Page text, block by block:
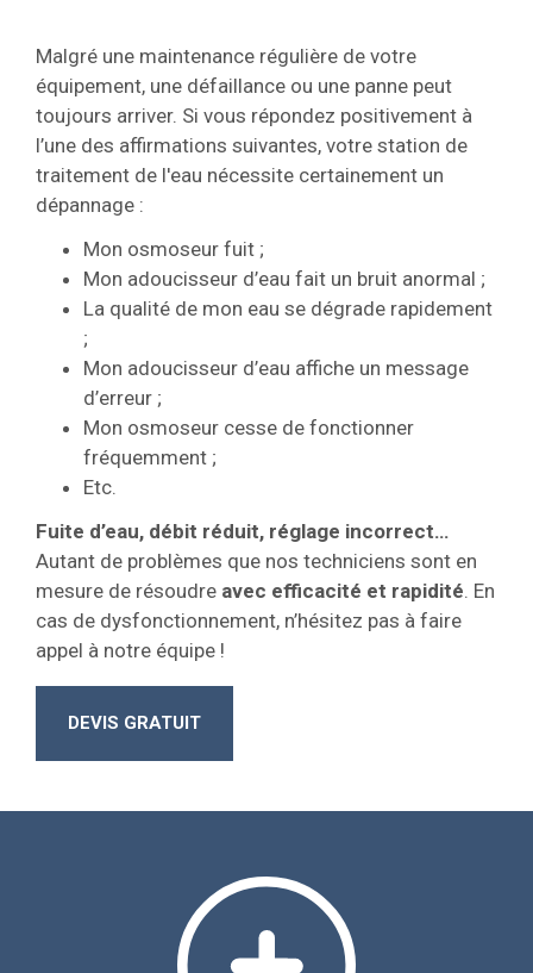
Malgré une maintenance régulière de votre
équipement, une défaillance ou une panne peut
toujours arriver. Si vous répondez positivement à
l’une des affirmations suivantes, votre station de
traitement de l'eau nécessite certainement un
dépannage :
Mon osmoseur fuit ;
Mon adoucisseur d’eau fait un bruit anormal ;
La qualité de mon eau se dégrade rapidement
;
Mon adoucisseur d’eau affiche un message
d’erreur ;
Mon osmoseur cesse de fonctionner
fréquemment ;
Etc.
Fuite d’eau, débit réduit, réglage incorrect…
Autant de problèmes que nos techniciens sont en
mesure de résoudre avec efficacité et rapidité. En
cas de dysfonctionnement, n’hésitez pas à faire
appel à notre équipe !
DEVIS GRATUIT